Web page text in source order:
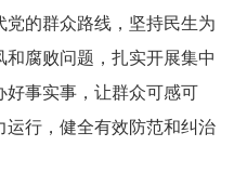
的群众路线，坚持民生为
腐败问题，扎实开展集中
好事实事，让群众可感可
运行，健全有效防范和纠治